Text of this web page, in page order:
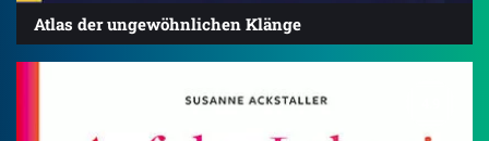
Atlas der ungewöhnlichen Klänge